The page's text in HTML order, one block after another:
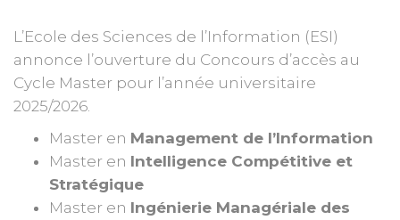
L’Ecole des Sciences de l’Information (ESI)
annonce l’ouverture du Concours d’accès au
Cycle Master pour l’année universitaire
2025/2026.
Master en Management de l’Information
Master en Intelligence Compétitive et
Stratégique
Master en Ingénierie Managériale des